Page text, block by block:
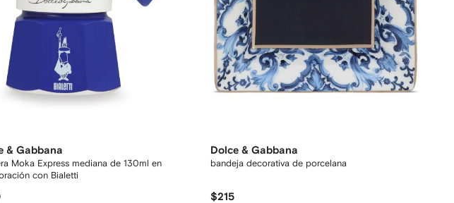
& Gabbana
Moka Express mediana de 130ml en
con Bialetti
Dolce & Gabbana
bandeja decorativa de porcelana
$215